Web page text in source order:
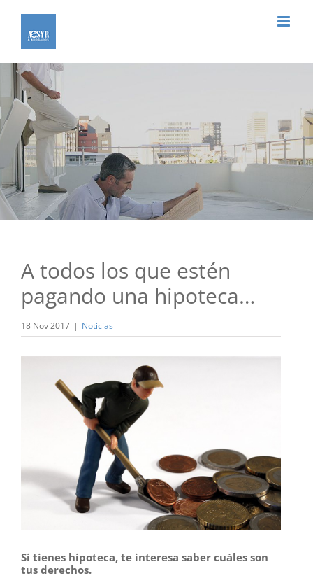
contenido
A todos los que estén
pagando una hipoteca…
18 Nov 2017 | Noticias
Si tienes hipoteca, te interesa saber cuáles son
tus derechos.